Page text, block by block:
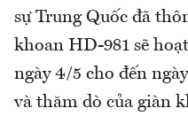
sự Trung Quốc đã
khoan HD-981 sẽ
ngày 4/5 cho đến
và thăm dò của giàn